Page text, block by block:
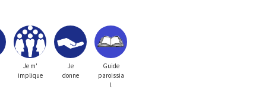
Je m'
implique
Je
donne
Guide
paroissia
l